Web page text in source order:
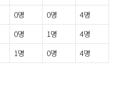
0명 0명
4명
0명 1명
4명
1명 0명 4명